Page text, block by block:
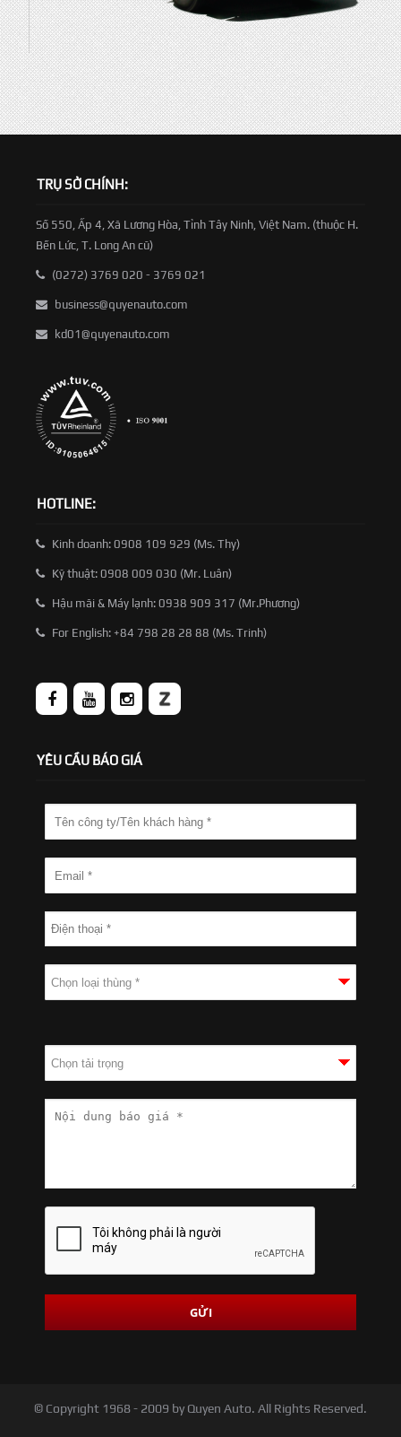
TRỤ SỞ CHÍNH:
Số 550, Ấp 4, Xã Lương Hòa, Tỉnh Tây Ninh, Việt Nam. (thuộc H.
Bến Lức, T. Long An cũ)
(0272) 3769 020 - 3769 021
business@quyenauto.com
kd01@quyenauto.com
HOTLINE:
Kinh doanh: 0908 109 929 (Ms. Thy)
Kỹ thuật: 0908 009 030 (Mr. Luân)
Hậu mãi & Máy lạnh: 0938 909 317 (Mr.Phương)
For English: +84 798 28 28 88 (Ms. Trinh)
YÊU CẦU BÁO GIÁ
© Copyright 1968 - 2009 by Quyen Auto. All Rights Reserved.